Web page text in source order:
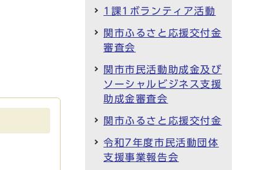
1課1ボランティア活動
関市ふるさと応援交付金
審査会
関市市民活動助成金及び
ソーシャルビジネス支援
助成金審査会
関市ふるさと応援交付金
令和7年度市民活動団体
支援事業報告会